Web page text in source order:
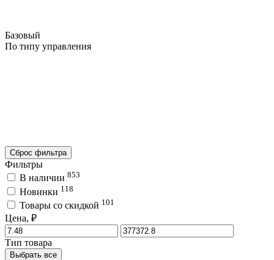
Базовый
По типу управления
Сброс фильтра
Фильтры
В наличии 853
Новинки 118
Товары со скидкой 101
Цена, ₽
Тип товара
Выбрать все